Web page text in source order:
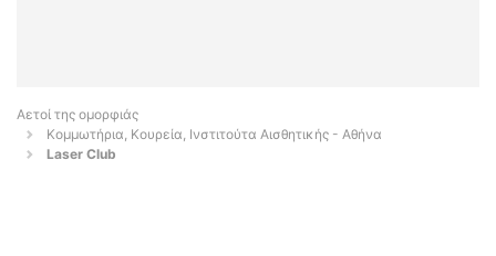
Αετοί της ομορφιάς
Κομμωτήρια, Κουρεία, Ινστιτούτα Αισθητικής - Αθήνα
Laser Club